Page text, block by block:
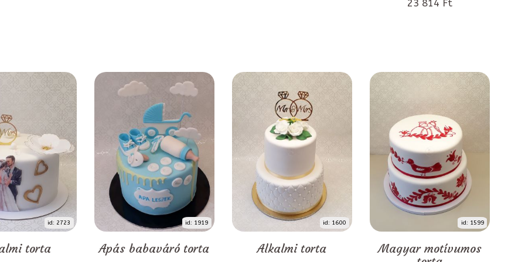
23 814 Ft
id: 2723
torta
id: 1919
Apás babaváró torta
id: 1600
Alkalmi torta
id: 1599
Magyar motívumos